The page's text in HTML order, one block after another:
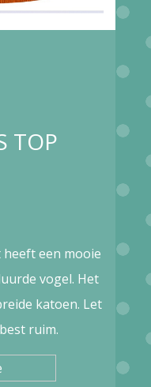
TOP
een mooie
vogel. Het
katoen. Let
ruim.